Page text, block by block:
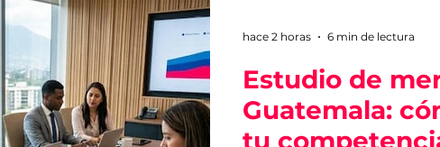
Estudio de
Guatemala:
tu
hace 2 horas 6 min de lectura